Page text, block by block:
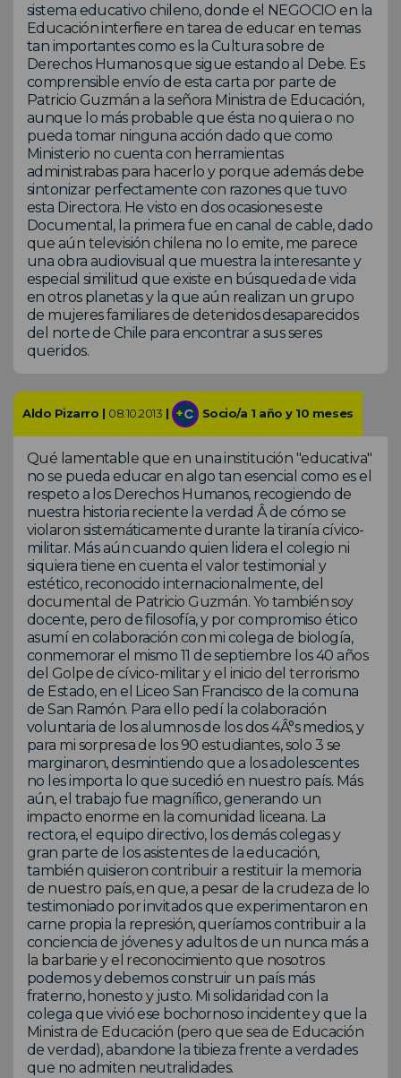
sistema educativo chileno, donde el NEGOCIO en la
Educación interfiere en tarea de educar en temas
tan importantes como es la Cultura sobre de
Derechos Humanos que sigue estando al Debe. Es
comprensible envío de esta carta por parte de
Patricio Guzmán a la señora Ministra de Educación,
aunque lo más probable que ésta no quiera o no
pueda tomar ninguna acción dado que como
Ministerio no cuenta con herramientas
administrabas para hacerlo y porque además debe
sintonizar perfectamente con razones que tuvo
esta Directora. He visto en dos ocasiones este
Documental, la primera fue en canal de cable, dado
que aún televisión chilena no lo emite, me parece
una obra audiovisual que muestra la interesante y
especial similitud que existe en búsqueda de vida
en otros planetas y la que aún realizan un grupo
de mujeres familiares de detenidos desaparecidos
del norte de Chile para encontrar a sus seres
queridos.
Aldo Pizarro | 08.10.2013 | Socio/a 1 año y 10 meses
Qué lamentable que en una institución "educativa"
no se pueda educar en algo tan esencial como es el
respeto a los Derechos Humanos, recogiendo de
nuestra historia reciente la verdad Â de cómo se
violaron sistemáticamente durante la tiranía cívico-
militar. Más aún cuando quien lidera el colegio ni
siquiera tiene en cuenta el valor testimonial y
estético, reconocido internacionalmente, del
documental de Patricio Guzmán. Yo también soy
docente, pero de filosofía, y por compromiso ético
asumí en colaboración con mi colega de biología,
conmemorar el mismo 11 de septiembre los 40 años
del Golpe de cívico-militar y el inicio del terrorismo
de Estado, en el Liceo San Francisco de la comuna
de San Ramón. Para ello pedí la colaboración
voluntaria de los alumnos de los dos 4Â°s medios, y
para mi sorpresa de los 90 estudiantes, solo 3 se
marginaron, desmintiendo que a los adolescentes
no les importa lo que sucedió en nuestro país. Más
aún, el trabajo fue magnífico, generando un
impacto enorme en la comunidad liceana. La
rectora, el equipo directivo, los demás colegas y
gran parte de los asistentes de la educación,
también quisieron contribuir a restituir la memoria
de nuestro país, en que, a pesar de la crudeza de lo
testimoniado por invitados que experimentaron en
carne propia la represión, queríamos contribuir a la
conciencia de jóvenes y adultos de un nunca más a
la barbarie y el reconocimiento que nosotros
podemos y debemos construir un país más
fraterno, honesto y justo. Mi solidaridad con la
colega que vivió ese bochornoso incidente y que la
Ministra de Educación (pero que sea de Educación
de verdad), abandone la tibieza frente a verdades
que no admiten neutralidades.